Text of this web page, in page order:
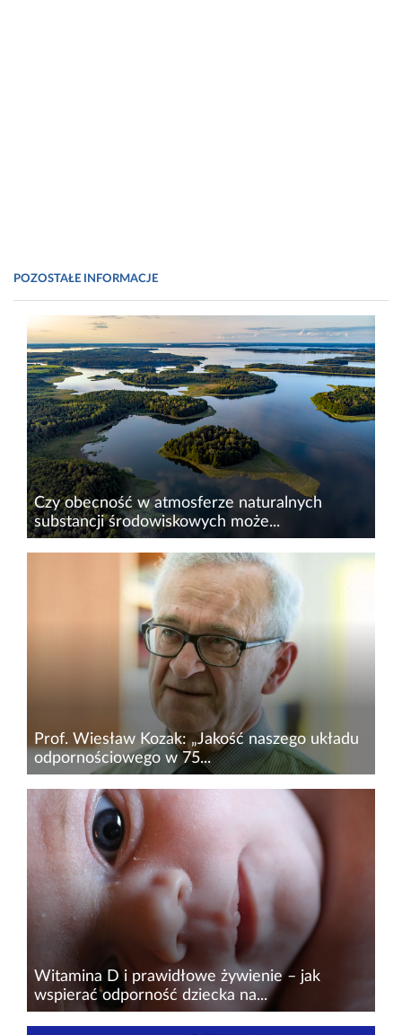
POZOSTAŁE INFORMACJE
Czy obecność w atmosferze naturalnych
substancji środowiskowych może...
Pandemia COVID-19 zmobilizowała do
wspólnego działania środowisko naukowe na
całym świecie. Szukanie słabych punktów
przeciwnika niewidocznego gołym okiem
wykreowało wiele rubieży obrony. Podstawow...
Prof. Wiesław Kozak: „Jakość naszego układu
odpornościowego w 75...
Prof.&nbsp;dr hab.&nbsp;Wiesław Kozak z
UMK w Toruniu, ekspert ds. immunologii i
fizjologii z wieloletnim
doświadczeniem,&nbsp;podkreśla, że z epidemii
COVID-19 wyjdziemy jako społeczeństwo...
Witamina D i prawidłowe żywienie – jak
wspierać odporność dziecka na...
Rozwój układu immunologicznego zaczyna się